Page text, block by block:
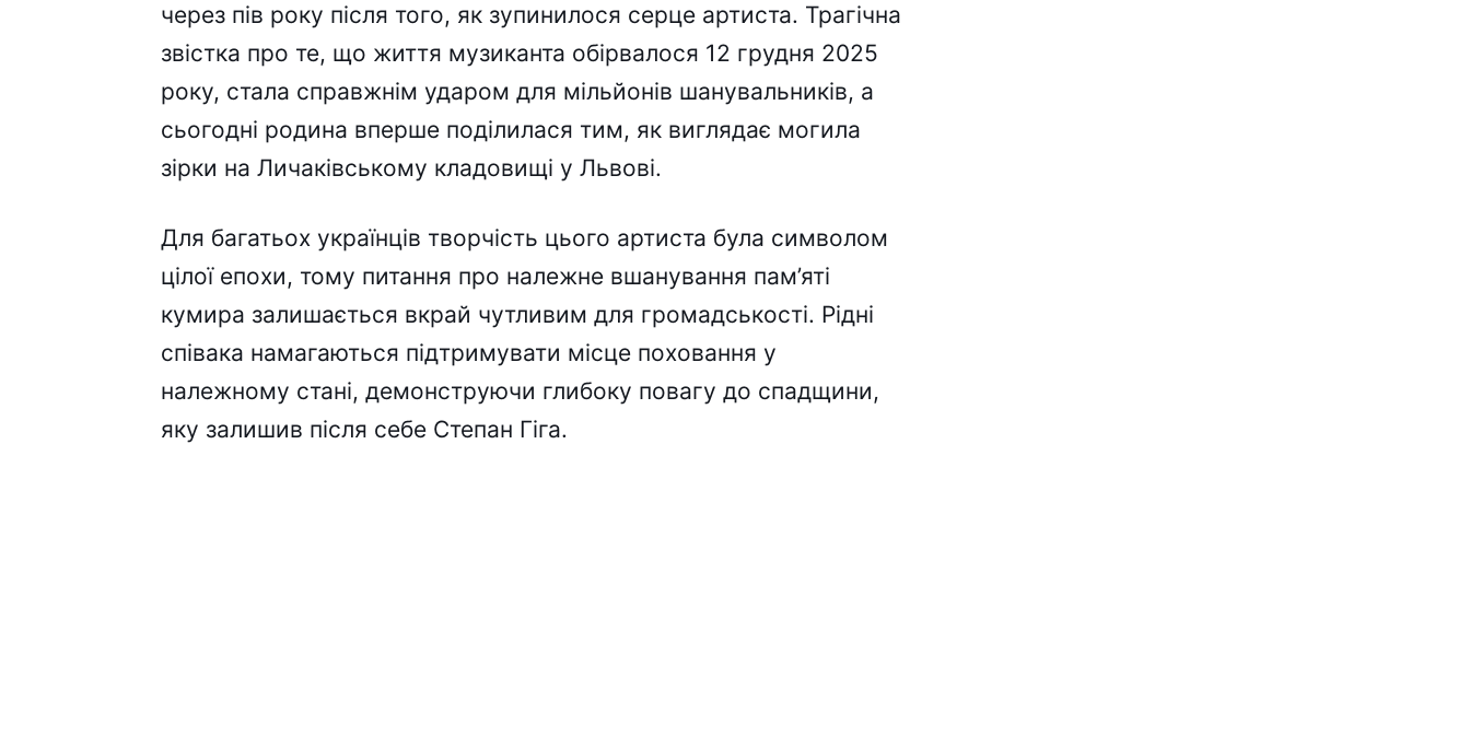
через пів року після того, як зупинилося серце артиста. Трагічна
звістка про те, що життя музиканта обірвалося 12 грудня 2025
року, стала справжнім ударом для мільйонів шанувальників, а
сьогодні родина вперше поділилася тим, як виглядає могила
зірки на Личаківському кладовищі у Львові.
Для багатьох українців творчість цього артиста була символом
цілої епохи, тому питання про належне вшанування пам’яті
кумира залишається вкрай чутливим для громадськості. Рідні
співака намагаються підтримувати місце поховання у
належному стані, демонструючи глибоку повагу до спадщини,
яку залишив після себе Степан Гіга.